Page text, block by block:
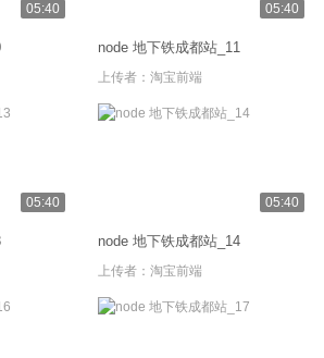
05:40 05:40
node 地下铁成都站_11
上传者： 淘宝前端
05:40 05:40
node 地下铁成都站_14
上传者： 淘宝前端